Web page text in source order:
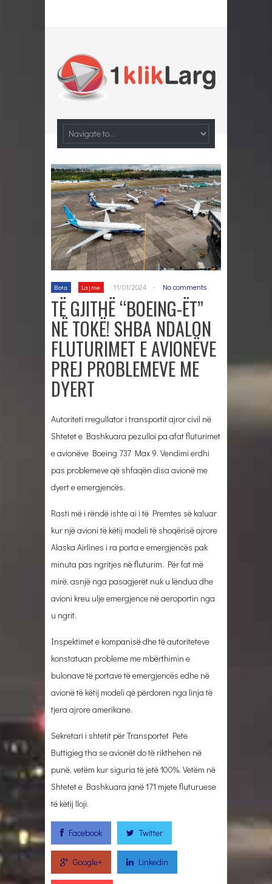
Bota Lajme 11/01/2024 - No comments
TË GJITHË “BOEING-ËT”
NË TOKË! SHBA NDALON
FLUTURIMET E AVIONËVE
PREJ PROBLEMEVE ME
DYERT
Autoriteti rregullator i transportit ajror civil në
Shtetet e Bashkuara pezulloi pa afat fluturimet
e avionëve Boeing 737 Max 9. Vendimi erdhi
pas problemeve që shfaqën disa avionë me
dyert e emergjencës.
Rasti më i rëndë ishte ai i të Premtes së kaluar
kur një avioni të këtij modeli të shoqërisë ajrore
Alaska Airlines i ra porta e emergjencës pak
minuta pas ngritjes në fluturim. Për fat më
mirë, asnjë nga pasagjerët nuk u lëndua dhe
avioni kreu ulje emergjence në aeroportin nga
u ngrit.
Inspektimet e kompanisë dhe të autoriteteve
konstatuan probleme me mbërthimin e
bulonave të portave të emergjencës edhe në
avionë të këtij modeli që përdoren nga linja të
tjera ajrore amerikane.
Sekretari i shtetit për Transportet Pete
Buttigieg tha se avionët do të rikthehen në
punë, vetëm kur siguria të jetë 100%. Vetëm në
Shtetet e Bashkuara janë 171 mjete fluturuese
të këtij lloji.
Facebook Twitter
Google+ Linkedin